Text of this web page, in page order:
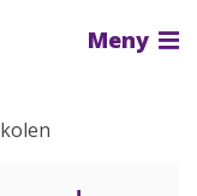
Meny